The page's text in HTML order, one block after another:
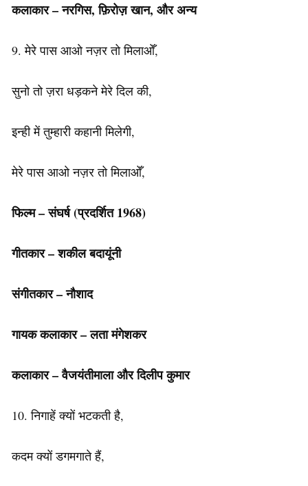
कलाकार – नरगिस, फ़िरोज़ खान, और अन्य
9. मेरे पास आओ नज़र तो मिलाओँ,
सुनो तो ज़रा धड़कने मेरे दिल की,
इन्ही में तुम्हारी कहानी मिलेगी,
मेरे पास आओ नज़र तो मिलाओँ,
फिल्म – संघर्ष(प्रदर्शित 1968)
गीतकार – शकील बदायूंनी
संगीतकार – नौशाद
गायक कलाकार – लता मंगेशकर
कलाकार – वैजयंतीमाला और दिलीप कुमार
10. निगाहें क्यों भटकती है,
कदम क्यों डगमगाते हैं,